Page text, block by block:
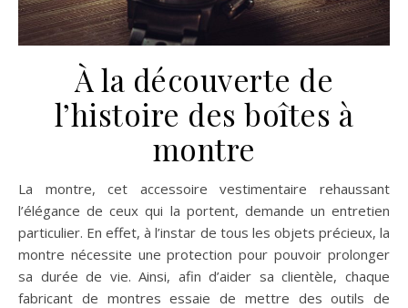
À la découverte de
l’histoire des boîtes à
montre
La montre, cet accessoire vestimentaire rehaussant
l’élégance de ceux qui la portent, demande un entretien
particulier. En effet, à l’instar de tous les objets précieux, la
montre nécessite une protection pour pouvoir prolonger
sa durée de vie. Ainsi, afin d’aider sa clientèle, chaque
fabricant de montres essaie de mettre des outils de